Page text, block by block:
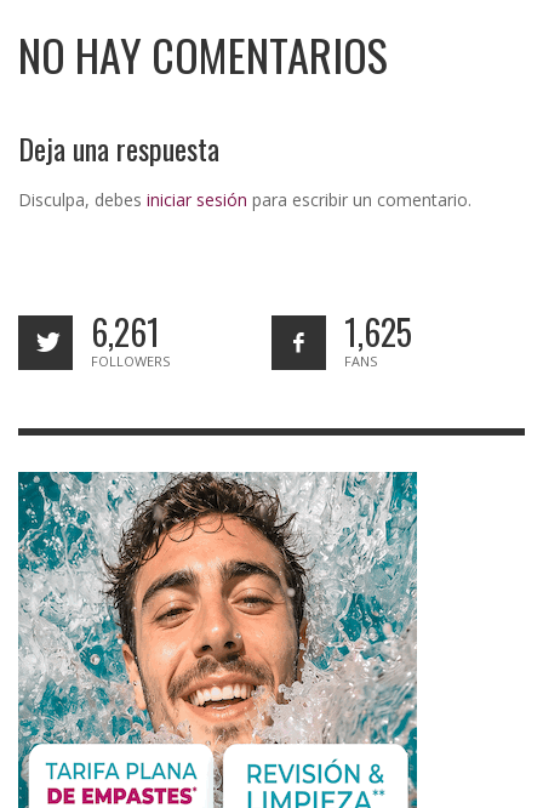
NO HAY COMENTARIOS
Deja una respuesta
Disculpa, debes iniciar sesión para escribir un comentario.
6,261
FOLLOWERS
1,625
FANS